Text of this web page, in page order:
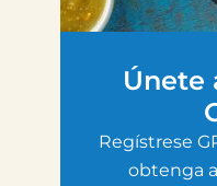
Únete
Regístrese
obtenga